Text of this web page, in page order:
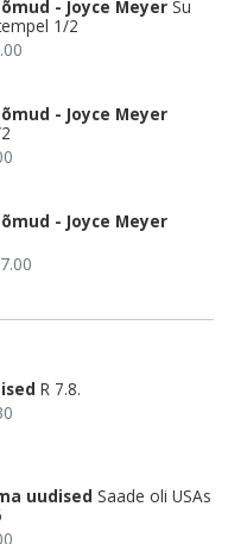
- Joyce Meyer Su
1/2
- Joyce Meyer
- Joyce Meyer
R 7.8.
uudised Saade oli USAs